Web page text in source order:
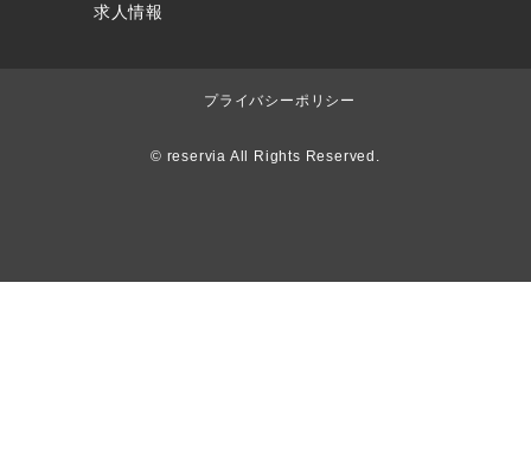
求人情報
プライバシーポリシー
© reservia All Rights Reserved.